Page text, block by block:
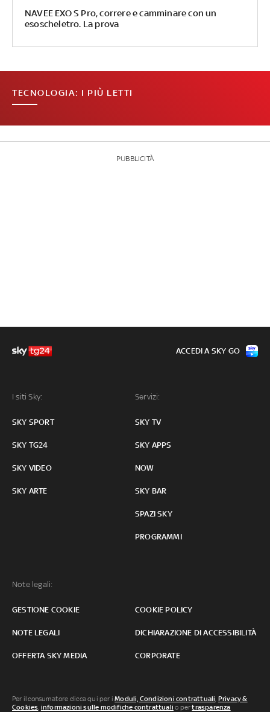
NAVEE EXO S Pro, correre e camminare con un
esoscheletro. La prova
TECNOLOGIA: I PIÙ LETTI
PUBBLICITÀ
I siti Sky:
SKY SPORT
SKY TG24
SKY VIDEO
SKY ARTE
Servizi:
SKY TV
SKY APPS
NOW
SKY BAR
SPAZI SKY
PROGRAMMI
Note legali:
GESTIONE COOKIE COOKIE POLICY
NOTE LEGALI DICHIARAZIONE DI ACCESSIBILITÀ
OFFERTA SKY MEDIA CORPORATE
ACCEDI A SKY GO
Per il consumatore clicca qui per iModuli, Condizioni contrattuali, Privacy &
Cookies, informazioni sulle modifiche contrattuali o pertrasparenza